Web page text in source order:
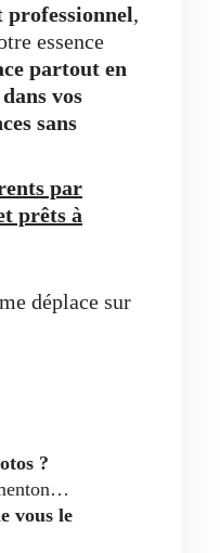
,
essence
partout en
vos
sans
par
prêts à
déplace sur
?
vous le